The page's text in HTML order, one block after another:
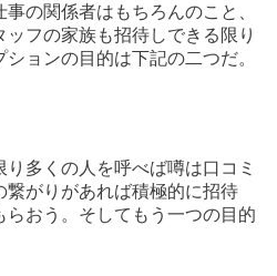
の関係者はもちろんのこと、
フの家族も招待しできる限り
ョンの目的は下記の二つだ。
多くの人を呼べば噂は口コミ
繋がりがあれば積極的に招待
らおう。そしてもう一つの目的